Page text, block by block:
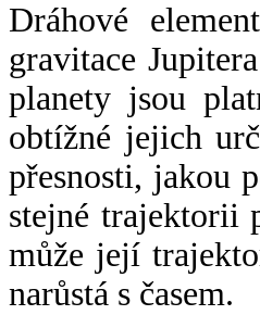
Dráhové
gravitace
planety jsou
obtížné jejich
přesnosti, jakou
stejné trajektorii
může její
narůstá s časem.